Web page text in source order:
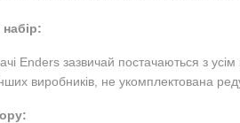
Enders зазвичай постачаються з
виробників, не укомплектована